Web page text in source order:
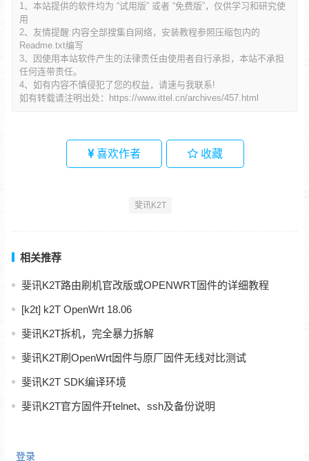
1、本站提供的软件均为 “试用版” 或者 “免费版”，仅供学习和研究使
用
2、友情提醒:内容全部搜集自网络，安装教程参照压缩包内的
Readme.txt编写
3、因使用本站软件产生的法律责任由使用者自行承担，本站不承担
任何连带责任。
4、如有内容不慎侵犯了您的权益，请速与我联系!
如有转载请注明出处：
https://www.ittel.cn/archives/457.html
喜欢作者 收藏
斐讯K2T
相关推荐
斐讯K2T路由刷机官改版或OPENWRT固件的详细教程
[k2t] k2T OpenWrt 18.06
斐讯K2T拆机，完全暴力拆解
斐讯K2T刷OpenWrt固件与原厂固件无线对比测试
斐讯K2T SDK编译环境
斐讯K2T官方固件开telnet、ssh及备份说明
登录